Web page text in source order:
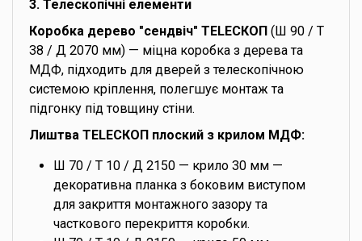
3. Телескопічні елементи
Коробка дерево "сендвіч" TELEСКОП (Ш 90 / Т
38 / Д 2070 мм) — міцна коробка з дерева та
МДФ, підходить для дверей з телескопічною
системою кріплення, полегшує монтаж та
підгонку під товщину стіни.
Лиштва TELEСКОП плоский з крилом МДФ:
Ш 70 / Т 10 / Д 2150 — крило 30 мм —
декоративна планка з боковим виступом
для закриття монтажного зазору та
часткового перекриття коробки.